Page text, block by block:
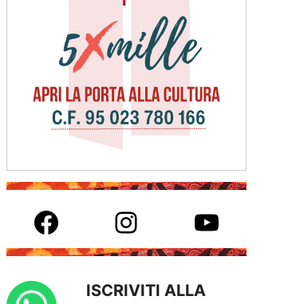
Facebook Instagram YouTube
ISCRIVITI ALLA